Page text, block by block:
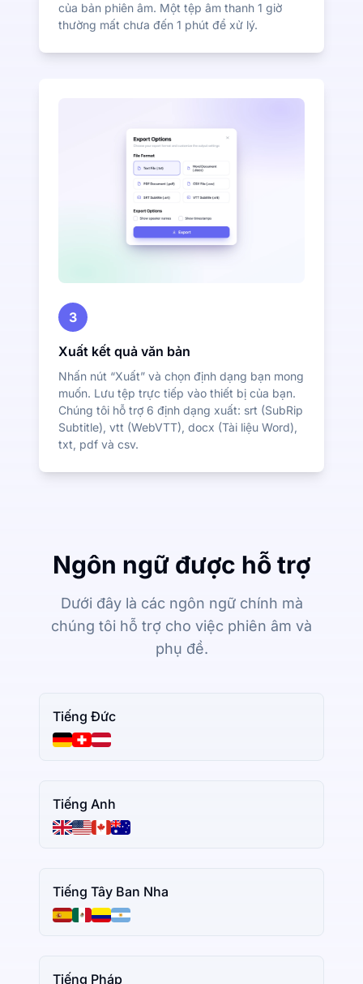
của bản phiên âm. Một tệp âm thanh 1 giờ
thường mất chưa đến 1 phút để xử lý.
3
Xuất kết quả văn bản
Nhấn nút “Xuất” và chọn định dạng bạn mong
muốn. Lưu tệp trực tiếp vào thiết bị của bạn.
Chúng tôi hỗ trợ 6 định dạng xuất: srt (SubRip
Subtitle), vtt (WebVTT), docx (Tài liệu Word),
txt, pdf và csv.
Ngôn ngữ được hỗ trợ
Dưới đây là các ngôn ngữ chính mà
chúng tôi hỗ trợ cho việc phiên âm và
phụ đề.
Tiếng Đức
Tiếng Anh
Tiếng Tây Ban Nha
Tiếng Pháp